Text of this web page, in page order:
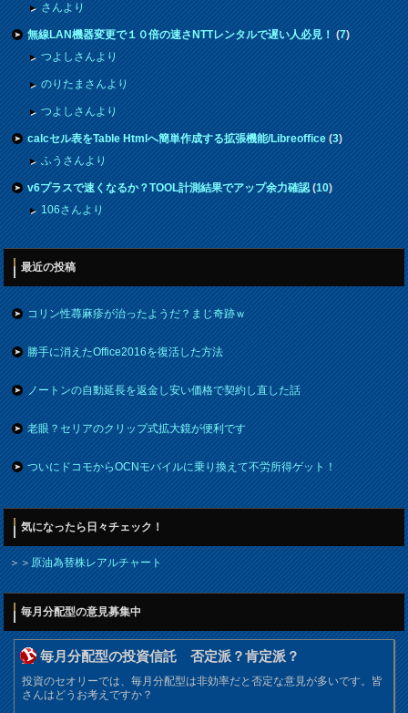
さんより
無線LAN機器変更で１０倍の速さNTTレンタルで遅い人必見！(7)
つよしさんより
のりたまさんより
つよしさんより
calcセル表をTable Htmlへ簡単作成する拡張機能/Libreoffice(3)
ふうさんより
v6プラスで速くなるか？TOOL計測結果でアップ余力確認(10)
106さんより
最近の投稿
コリン性蕁麻疹が治ったようだ？まじ奇跡ｗ
勝手に消えたOffice2016を復活した方法
ノートンの自動延長を返金し安い価格で契約し直した話
老眼？セリアのクリップ式拡大鏡が便利です
ついにドコモからOCNモバイルに乗り換えて不労所得ゲット！
気になったら日々チェック！
＞＞原油為替株レアルチャート
毎月分配型の意見募集中
毎月分配型の投資信託 否定派？肯定派？
投資のセオリーでは、毎月分配型は非効率だと否定な意見が多いです。皆
さんはどうお考えですか？